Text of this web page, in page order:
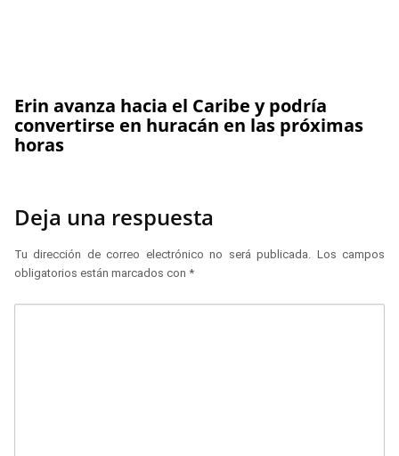
Erin avanza hacia el Caribe y podría
convertirse en huracán en las próximas
horas
Deja una respuesta
Tu dirección de correo electrónico no será publicada. Los campos
obligatorios están marcados con *